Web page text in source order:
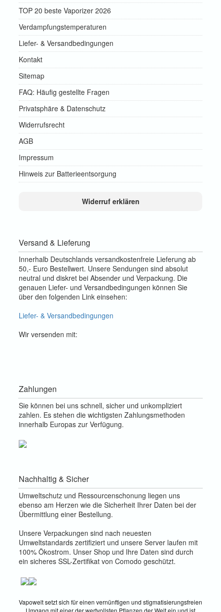
TOP 20 beste Vaporizer 2026
Verdampfungstemperaturen
Liefer- & Versandbedingungen
Kontakt
Sitemap
FAQ: Häufig gestellte Fragen
Privatsphäre & Datenschutz
Widerrufsrecht
AGB
Impressum
Hinweis zur Batterieentsorgung
Widerruf erklären
Versand & Lieferung
Innerhalb Deutschlands versandkostenfreie Lieferung ab
50,- Euro Bestellwert. Unsere Sendungen sind absolut
neutral und diskret bei Absender und Verpackung. Die
genauen Liefer- und Versandbedingungen können Sie
über den folgenden Link einsehen:
Liefer- & Versandbedingungen
Wir versenden mit:
Zahlungen
Sie können bei uns schnell, sicher und unkompliziert
zahlen. Es stehen die wichtigsten Zahlungsmethoden
innerhalb Europas zur Verfügung.
Nachhaltig & Sicher
Umweltschutz und Ressourcenschonung liegen uns
ebenso am Herzen wie die Sicherheit Ihrer Daten bei der
Übermittlung einer Bestellung.
Unsere Verpackungen sind nach neuesten
Umweltstandards zertifiziert und unsere Server laufen mit
100% Ökostrom. Unser Shop und Ihre Daten sind durch
ein sicheres SSL-Zertifikat von Comodo geschützt.
Vapowelt setzt sich für einen vernünftigen und stigmatisierungsfreien
Umgang mit einer der wertvollsten Pflanzen der Welt ein und ist